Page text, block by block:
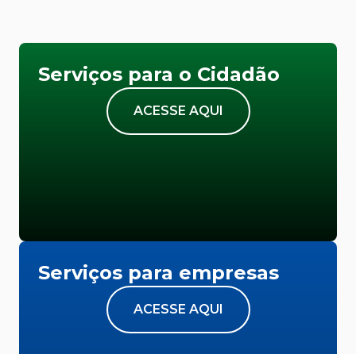
Serviços para o Cidadão
ACESSE AQUI
Serviços para empresas
ACESSE AQUI